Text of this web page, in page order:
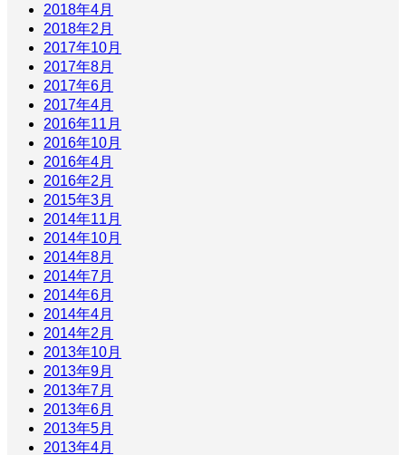
2018年4月
2018年2月
2017年10月
2017年8月
2017年6月
2017年4月
2016年11月
2016年10月
2016年4月
2016年2月
2015年3月
2014年11月
2014年10月
2014年8月
2014年7月
2014年6月
2014年4月
2014年2月
2013年10月
2013年9月
2013年7月
2013年6月
2013年5月
2013年4月